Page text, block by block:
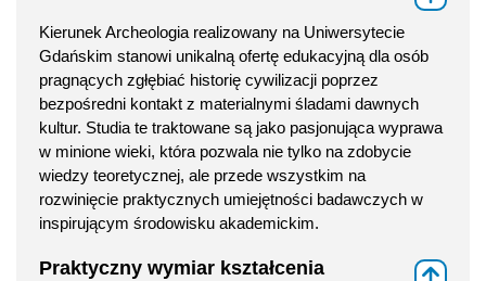
Kierunek Archeologia realizowany na Uniwersytecie
Gdańskim stanowi unikalną ofertę edukacyjną dla osób
pragnących zgłębiać historię cywilizacji poprzez
bezpośredni kontakt z materialnymi śladami dawnych
kultur. Studia te traktowane są jako pasjonująca wyprawa
w minione wieki, która pozwala nie tylko na zdobycie
wiedzy teoretycznej, ale przede wszystkim na
rozwinięcie praktycznych umiejętności badawczych w
inspirującym środowisku akademickim.
Praktyczny wymiar kształcenia